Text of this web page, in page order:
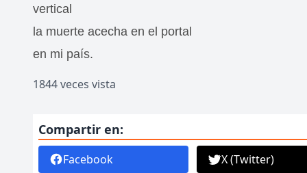
vertical
la muerte acecha en el portal
en mi país.
1844 veces vista
Compartir en:
Facebook X (Twitter)